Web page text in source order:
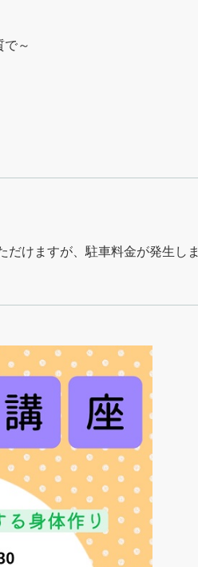
で～
けますが、駐車料金が発生しま